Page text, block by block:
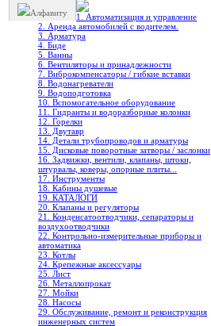
Алфавиту
1. Автоматизация и управление
2. Аренда автомобилей с водителем.
3. Арматура
4. Биде
5. Ванны
6. Вентиляторы и принадлежности
7. Виброкомпенсаторы / гибкие вставки
8. Водонагреватели
9. Водоподготовка
10. Вспомогательное оборудование
11. Гидранты и водоразборные колонки
12. Горелки
13. Двутавр
14. Детали трубопроводов и арматуры
15. Дисковые поворотные затворы / заслонки
16. Задвижки, вентили, клапаны, штоки,
штурвалы, коверы, опорные плиты...
17. Инструменты
18. Кабины душевые
19. КАТАЛОГИ
20. Клапаны и регуляторы
21. Конденсатоотводчики, сепараторы и
воздухоотводчики
22. Контрольно-измерительные приборы и
автоматика
23. Котлы
24. Крепежные аксессуары
25. Лист
26. Металлопрокат
27. Мойки
28. Насосы
29. Обслуживание, ремонт и реконструкция
инженерных систем